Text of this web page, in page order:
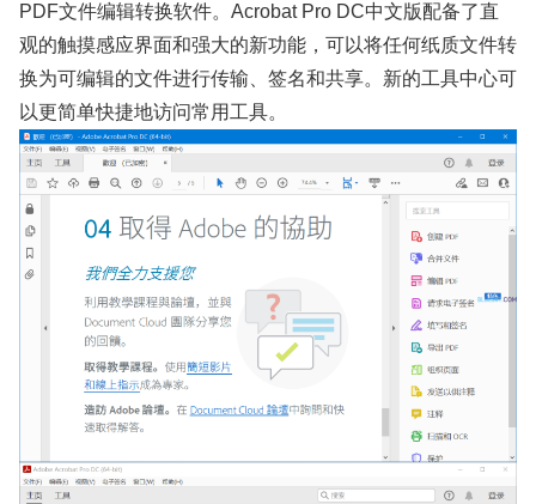
PDF文件编辑转换软件。Acrobat Pro DC中文版配备了直
观的触摸感应界面和强大的新功能，可以将任何纸质文件转
换为可编辑的文件进行传输、签名和共享。新的工具中心可
以更简单快捷地访问常用工具。